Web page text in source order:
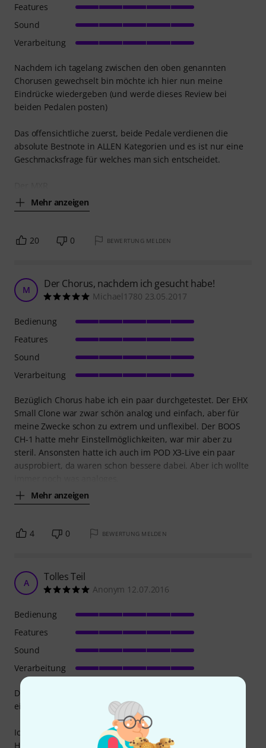
Nachdem ich tagelang zwischen den oben genannten
Chorusen gewechselt bin möchte ich hier nun meine
Eindrücke wiedergeben (und werde dieses Review bei
beiden Pedalen posten)
Das offensichtliche zuerst, beide Pedale verdienen die
absolute Bestnote in ALLEN Kategorien und es ist nur eine
Geschmacksfrage für welches man sich entscheidet.
Mehr anzeigen
Features
Sound
Verarbeitung
20 0 BEWERTUNG MELDEN
M Der Chorus, nachdem ich gesucht habe!
Michael1780 23.05.2017
Bezüglich Chorus habe ich ein paar durchgetestet. Der EHX
Small Clone war zwar schön analog und einfach, aber für
meine Zwecke schon zu extrem und unflexibel. Der BOOS
CH-1 hatte mehr Einstellmöglichkeiten, war mir aber zu
steril. Ansonsten hatte ich auch im POD X3-Live ein paar
ausprobiert, da waren schon bessere dabei. Aber ich wollte
Mehr anzeigen
Bedienung
Features
Sound
Verarbeitung
4 0 BEWERTUNG MELDEN
A Tolles Teil
Anonym 12.07.2016
Der Chorus trägt nicht zu dick auf, was gut ist, denn wenn
ein Chorus zu dick aufträgt wird's gefährlich. ;)
Ich finde er hat einen schönen Klang. Die Extra-Regler für
Höhen und Tiefen des Effektsignals hätte es für mich nicht
Bedienung
Features
Sound
Verarbeitung